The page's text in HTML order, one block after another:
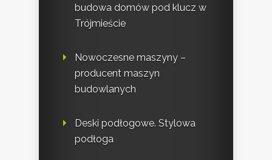
budowa domów pod klucz w
Trójmieście
Nowoczesne maszyny –
producent maszyn
budowlanych
Deski podłogowe. Stylowa
podłoga